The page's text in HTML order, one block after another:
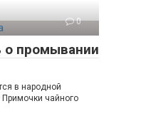
0
о промывании
в народной
чайного